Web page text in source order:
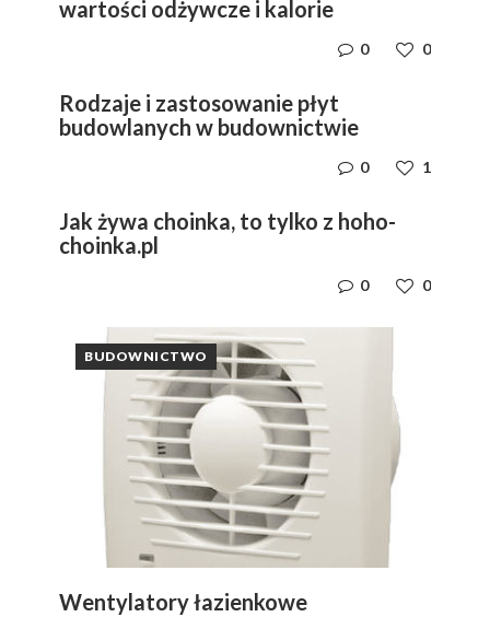
wartości odżywcze i kalorie
0
0
Rodzaje i zastosowanie płyt
budowlanych w budownictwie
1
0
Jak żywa choinka, to tylko z hoho-
choinka.pl
0
0
BUDOWNICTWO
Wentylatory łazienkowe